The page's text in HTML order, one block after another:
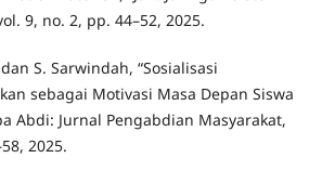
9, no. 2, pp. 44–52, 2025.
S. Sarwindah, “Sosialisasi
sebagai Motivasi Masa Depan Siswa
Abdi: Jurnal Pengabdian Masyarakat,
2025.